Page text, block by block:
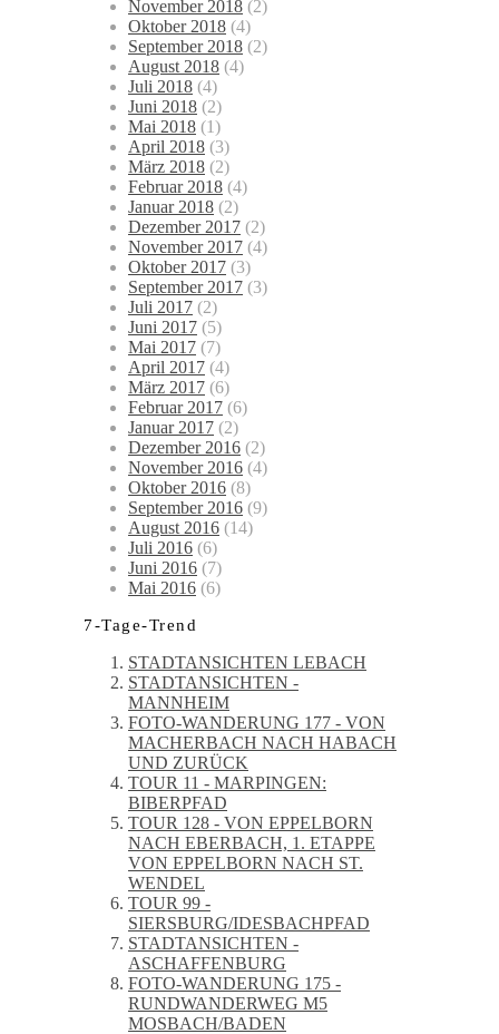
November 2018 (2)
Oktober 2018 (4)
September 2018 (2)
August 2018 (4)
Juli 2018 (4)
Juni 2018 (2)
Mai 2018 (1)
April 2018 (3)
März 2018 (2)
Februar 2018 (4)
Januar 2018 (2)
Dezember 2017 (2)
November 2017 (4)
Oktober 2017 (3)
September 2017 (3)
Juli 2017 (2)
Juni 2017 (5)
Mai 2017 (7)
April 2017 (4)
März 2017 (6)
Februar 2017 (6)
Januar 2017 (2)
Dezember 2016 (2)
November 2016 (4)
Oktober 2016 (8)
September 2016 (9)
August 2016 (14)
Juli 2016 (6)
Juni 2016 (7)
Mai 2016 (6)
7-Tage-Trend
STADTANSICHTEN LEBACH
STADTANSICHTEN -
MANNHEIM
FOTO-WANDERUNG 177 - VON
MACHERBACH NACH HABACH
UND ZURÜCK
TOUR 11 - MARPINGEN:
BIBERPFAD
TOUR 128 - VON EPPELBORN
NACH EBERBACH, 1. ETAPPE
VON EPPELBORN NACH ST.
WENDEL
TOUR 99 -
SIERSBURG/IDESBACHPFAD
STADTANSICHTEN -
ASCHAFFENBURG
FOTO-WANDERUNG 175 -
RUNDWANDERWEG M5
MOSBACH/BADEN